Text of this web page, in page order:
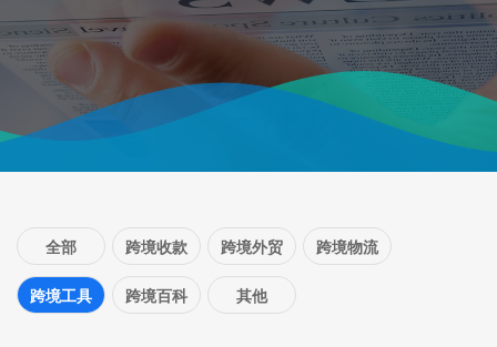
全部 跨境收款 跨境外贸 跨境物流
跨境工具 跨境百科 其他